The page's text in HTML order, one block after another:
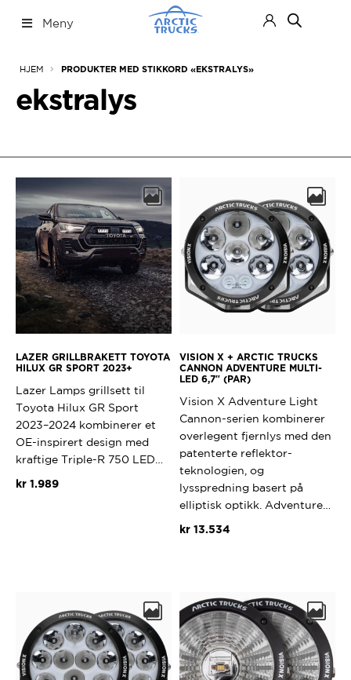
til
til
Meny
HJEM PRODUKTER MED STIKKORD «EKSTRALYS»
ekstralys
LAZER GRILLBRAKETT TOYOTA
HILUX GR SPORT 2023+
Lazer Lamps grillsett til
Toyota Hilux GR Sport
2023–2024 kombinerer et
OE-inspirert design med
kraftige Triple-R 750 LED…
kr1.989
VISION X + ARCTIC TRUCKS
CANNON ADVENTURE MULTI-
LED 6,7″ (PAR)
Vision X Adventure Light
Cannon-serien kombinerer
overlegent fjernlys med den
patenterte reflektor-
teknologien, og
lysspredning basert på
elliptisk optikk. Adventure…
kr 13.534